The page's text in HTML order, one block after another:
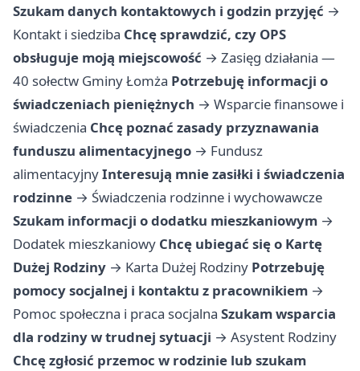
Szukam danych kontaktowych i godzin przyjęć →
Kontakt i siedziba Chcę sprawdzić, czy OPS
obsługuje moją miejscowość → Zasięg działania —
40 sołectw Gminy Łomża Potrzebuję informacji o
świadczeniach pieniężnych → Wsparcie finansowe i
świadczenia Chcę poznać zasady przyznawania
funduszu alimentacyjnego → Fundusz
alimentacyjnyInteresują mnie zasiłki i świadczenia
rodzinne → Świadczenia rodzinne i wychowawcze
Szukam informacji o dodatku mieszkaniowym →
Dodatek mieszkaniowy Chcę ubiegać się o Kartę
Dużej Rodziny → Karta Dużej Rodziny Potrzebuję
pomocy socjalnej i kontaktu z pracownikiem →
Pomoc społeczna i praca socjalna Szukam wsparcia
dla rodziny w trudnej sytuacji → Asystent Rodziny
Chcę zgłosić przemoc w rodzinie lub szukam